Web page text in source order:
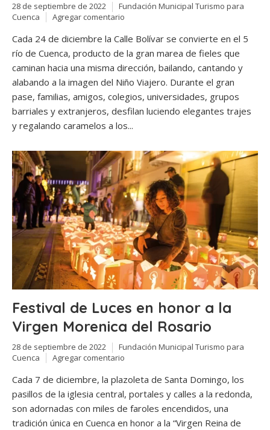
28 de septiembre de 2022
Fundación Municipal Turismo para
Cuenca
Agregar comentario
Cada 24 de diciembre la Calle Bolívar se convierte en el 5
río de Cuenca, producto de la gran marea de fieles que
caminan hacia una misma dirección, bailando, cantando y
alabando a la imagen del Niño Viajero. Durante el gran
pase, familias, amigos, colegios, universidades, grupos
barriales y extranjeros, desfilan luciendo elegantes trajes
y regalando caramelos a los...
Festival de Luces en honor a la
Virgen Morenica del Rosario
28 de septiembre de 2022
Fundación Municipal Turismo para
Cuenca
Agregar comentario
Cada 7 de diciembre, la plazoleta de Santa Domingo, los
pasillos de la iglesia central, portales y calles a la redonda,
son adornadas con miles de faroles encendidos, una
tradición única en Cuenca en honor a la “Virgen Reina de